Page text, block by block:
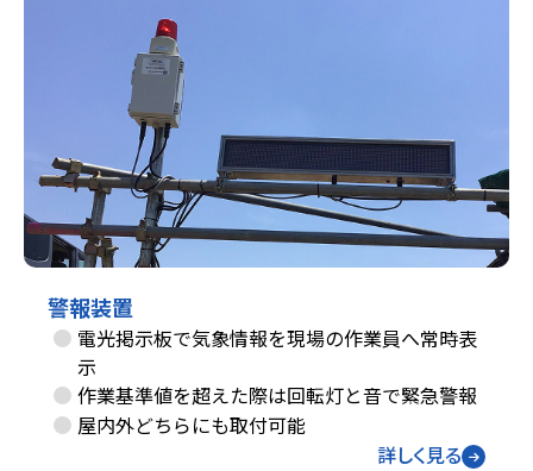
警報装置
電光掲示板で気象情報を現場の作業員へ常時表
示
作業基準値を超えた際は回転灯と音で緊急警報
屋内外どちらにも取付可能
詳しく見る